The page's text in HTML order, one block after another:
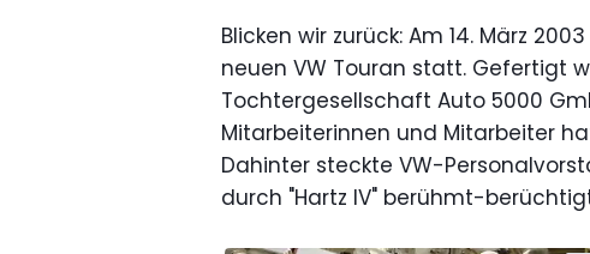
Blicken wir zurück: Am 14. März
neuen VW Touran statt. Gefertigt
Tochtergesellschaft Auto 5000
Mitarbeiterinnen und Mitarbeiter
Dahinter steckte VW-
durch "Hartz IV" berühmt-